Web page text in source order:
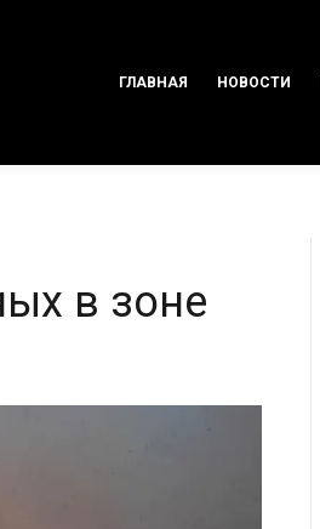
ГЛАВНАЯ НОВОСТИ
в зоне